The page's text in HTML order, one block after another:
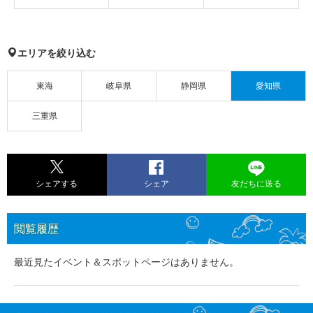
エリアを絞り込む
東海 岐阜県 静岡県 愛知県
三重県
シェアする シェア 友だちに送る
閲覧履歴
最近見たイベント＆スポットページはありません。